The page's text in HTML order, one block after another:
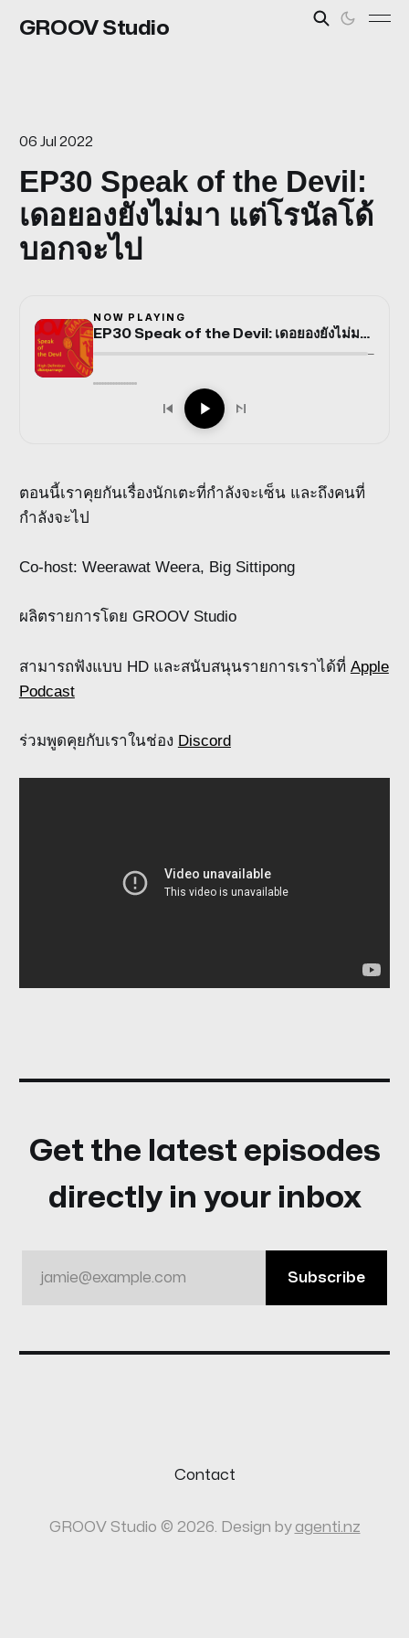
GROOV Studio
06 Jul 2022
EP30 Speak of the Devil:
เดอยองยังไม่มา แต่โรนัลโด้
บอกจะไป
NOW PLAYING
EP30 Speak of the Devil: เดอยองยังไม่มา แต่โรนัลโด้บอกจะไป
—
ตอนนี้เราคุยกันเรื่องนักเตะที่กำลังจะเซ็น และถึงคนที่
กำลังจะไป
Co-host: Weerawat Weera, Big Sittipong
ผลิตรายการโดย GROOV Studio
สามารถฟังแบบ HD และสนับสนุนรายการเราได้ที่ Apple
Podcast
ร่วมพูดคุยกับเราในช่อง Discord
Get the latest episodes
directly in your inbox
jamie@example.com Subscribe
Contact
GROOV Studio © 2026. Design by agenti.nz